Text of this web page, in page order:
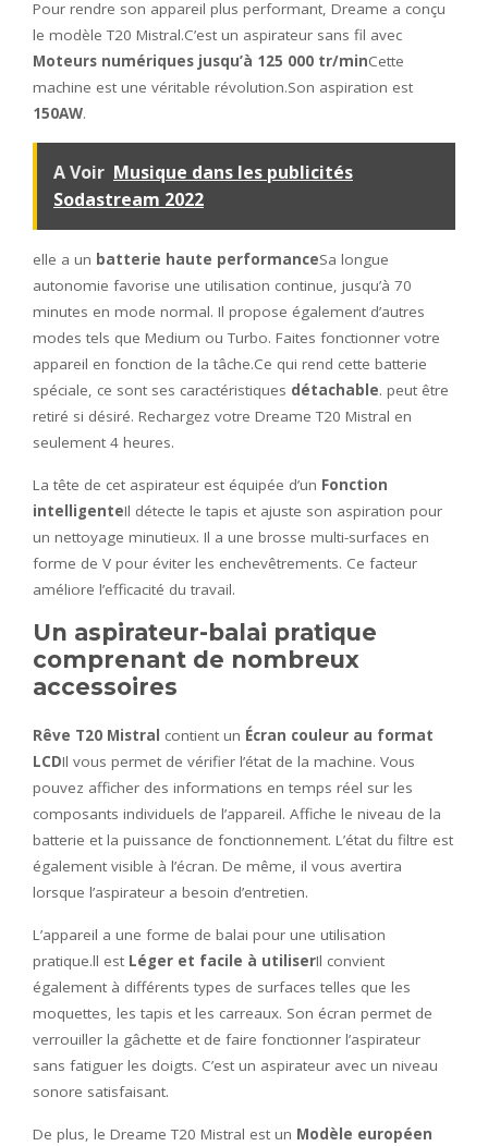
Pour rendre son appareil plus performant, Dreame a conçu
le modèle T20 Mistral.C’est un aspirateur sans fil avec
Moteurs numériques jusqu’à 125 000 tr/minCette
machine est une véritable révolution.Son aspiration est
150AW.
A Voir Musique dans les publicités
Sodastream 2022
elle a un batterie haute performanceSa longue
autonomie favorise une utilisation continue, jusqu’à 70
minutes en mode normal. Il propose également d’autres
modes tels que Medium ou Turbo. Faites fonctionner votre
appareil en fonction de la tâche.Ce qui rend cette batterie
spéciale, ce sont ses caractéristiques détachable. peut être
retiré si désiré. Rechargez votre Dreame T20 Mistral en
seulement 4 heures.
La tête de cet aspirateur est équipée d’un Fonction
intelligenteIl détecte le tapis et ajuste son aspiration pour
un nettoyage minutieux. Il a une brosse multi-surfaces en
forme de V pour éviter les enchevêtrements. Ce facteur
améliore l’efficacité du travail.
Un aspirateur-balai pratique
comprenant de nombreux
accessoires
Rêve T20 Mistral contient un Écran couleur au format
LCDIl vous permet de vérifier l’état de la machine. Vous
pouvez afficher des informations en temps réel sur les
composants individuels de l’appareil. Affiche le niveau de la
batterie et la puissance de fonctionnement. L’état du filtre est
également visible à l’écran. De même, il vous avertira
lorsque l’aspirateur a besoin d’entretien.
L’appareil a une forme de balai pour une utilisation
pratique.ll est Léger et facile à utiliserIl convient
également à différents types de surfaces telles que les
moquettes, les tapis et les carreaux. Son écran permet de
verrouiller la gâchette et de faire fonctionner l’aspirateur
sans fatiguer les doigts. C’est un aspirateur avec un niveau
sonore satisfaisant.
De plus, le Dreame T20 Mistral est un Modèle européen